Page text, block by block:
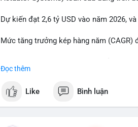
tích cực.
#23dot14btc #chuyenvilanh #aplucban
Dự kiến đạt 2,6 tỷ USD vào năm 2026,
Mức tăng trưởng kép hàng năm (CAGR)
Đọc thêm
Like Bình luận